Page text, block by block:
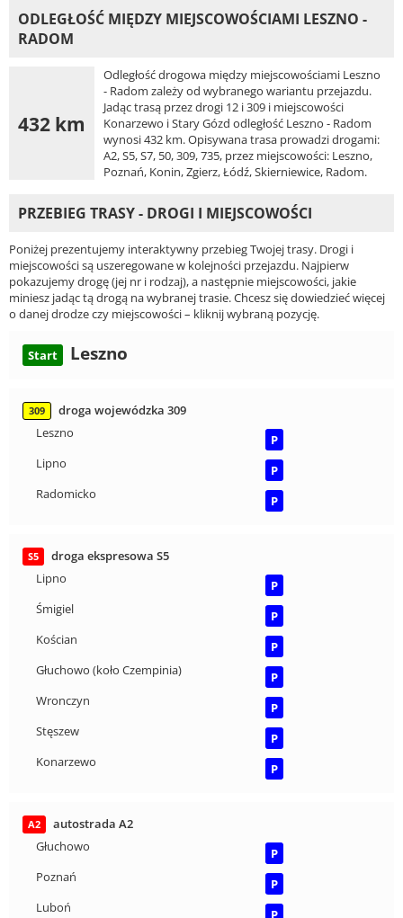
ODLEGŁOŚĆ MIĘDZY MIEJSCOWOŚCIAMI LESZNO -
RADOM
432 km
Odległość drogowa między miejscowościami Leszno
- Radom zależy od wybranego wariantu przejazdu.
Jadąc trasą przez drogi 12 i 309 i miejscowości
Konarzewo i Stary Gózd odległość Leszno - Radom
wynosi 432 km. Opisywana trasa prowadzi drogami:
A2, S5, S7, 50, 309, 735, przez miejscowości: Leszno,
Poznań, Konin, Zgierz, Łódź, Skierniewice, Radom.
PRZEBIEG TRASY - DROGI I MIEJSCOWOŚCI
Poniżej prezentujemy interaktywny przebieg Twojej trasy. Drogi i
miejscowości są uszeregowane w kolejności przejazdu. Najpierw
pokazujemy drogę (jej nr i rodzaj), a następnie miejscowości, jakie
miniesz jadąc tą drogą na wybranej trasie. Chcesz się dowiedzieć więcej
o danej drodze czy miejscowości – kliknij wybraną pozycję.
Start Leszno
309
droga wojewódzka 309
Leszno
P
Lipno
P
Radomicko
P
S5
droga ekspresowa S5
Lipno
P
Śmigiel
P
Kościan
P
Głuchowo (koło Czempinia)
P
Wronczyn
P
Stęszew
P
Konarzewo
P
A2
autostrada A2
Głuchowo
P
Poznań
P
Luboń
P